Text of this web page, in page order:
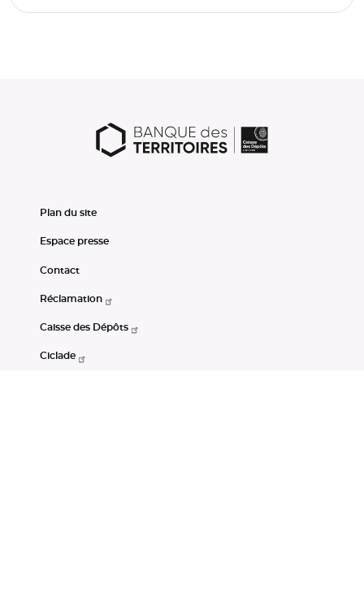
Plan du site
Espace presse
Contact
Réclamation
Caisse des Dépôts
Ciclade